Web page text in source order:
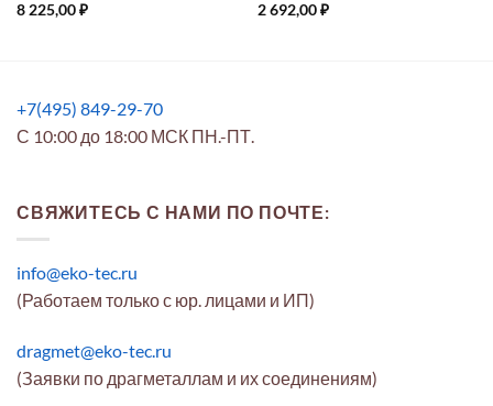
8 225,00₽
2 692,00₽
+7(495) 849-29-70
С 10:00 до 18:00 МСК ПН.-ПТ.
СВЯЖИТЕСЬ С НАМИ ПО ПОЧТЕ:
info@eko-tec.ru
(Работаем только с юр. лицами и ИП)
dragmet@eko-tec.ru
(Заявки по драгметаллам и их соединениям)